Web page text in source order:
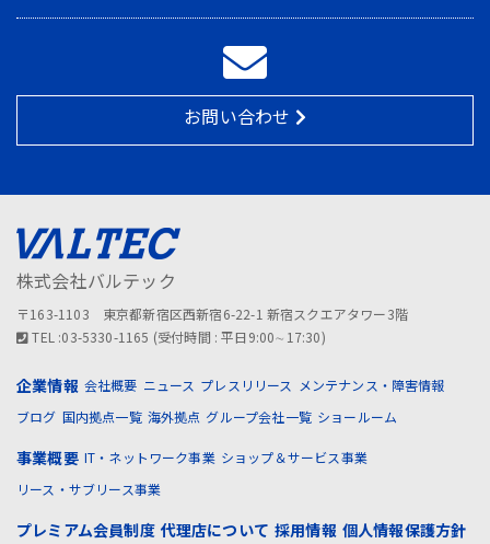
お問い合わせ
株式会社バルテック
〒163-1103 東京都新宿区西新宿6-22-1 新宿スクエアタワー3階
TEL :03-5330-1165 (受付時間 : 平日9:00∼17:30)
企業情報 会社概要 ニュース プレスリリース
メンテナンス・障害情報
ブログ 国内拠点一覧 海外拠点 グループ会社一覧 ショールーム
事業概要 IT・ネットワーク事業 ショップ＆サービス事業
リース・サブリース事業
プレミアム会員制度 代理店について 採用情報 個人情報保護方針